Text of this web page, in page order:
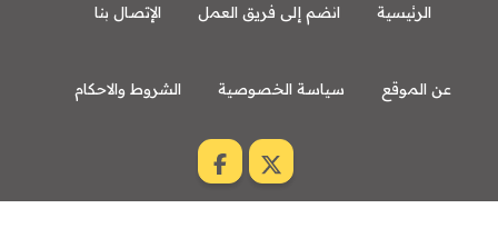
الرئيسية انضم إلى فريق العمل الإتصال بنا
عن الموقع سياسة الخصوصية الشروط والاحكام